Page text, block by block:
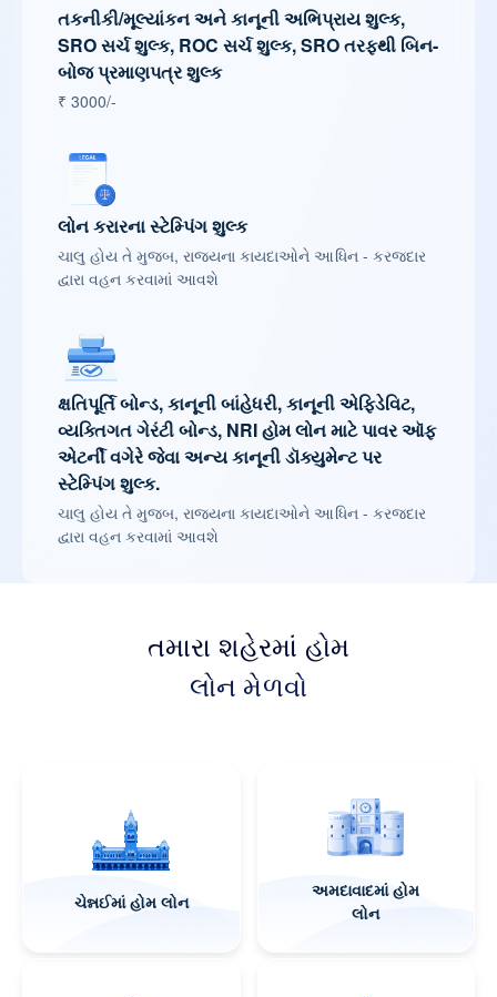
તકનીકી/મૂલ્યાંકન અને કાનૂની અભિપ્રાય શુલ્ક,
SRO સર્ચ શુલ્ક, ROC સર્ચ શુલ્ક, SRO તરફથી બિન-
બોજ પ્રમાણપત્ર શુલ્ક
₹ 3000/-
લોન કરારના સ્ટેમ્પિંગ શુલ્ક
ચાલુ હોય તે મુજબ, રાજ્યના કાયદાઓને આધિન - કરજદાર
દ્વારા વહન કરવામાં આવશે
ક્ષતિપૂર્તિ બોન્ડ, કાનૂની બાંહેધરી, કાનૂની એફિડેવિટ,
વ્યક્તિગત ગેરંટી બોન્ડ, NRI હોમ લોન માટે પાવર ઑફ
એટર્ની વગેરે જેવા અન્ય કાનૂની ડૉક્યુમેન્ટ પર
સ્ટેમ્પિંગ શુલ્ક.
ચાલુ હોય તે મુજબ, રાજ્યના કાયદાઓને આધિન - કરજદાર
દ્વારા વહન કરવામાં આવશે
તમારા શહેરમાં હોમ
લોન મેળવો
લખનઊમાં હોમ લોન પુણેમાં હોમ લોન